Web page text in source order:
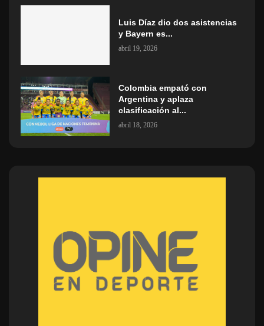
Luis Díaz dio dos asistencias
y Bayern es...
abril 19, 2026
Colombia empató con
Argentina y aplaza
clasificación al...
abril 18, 2026